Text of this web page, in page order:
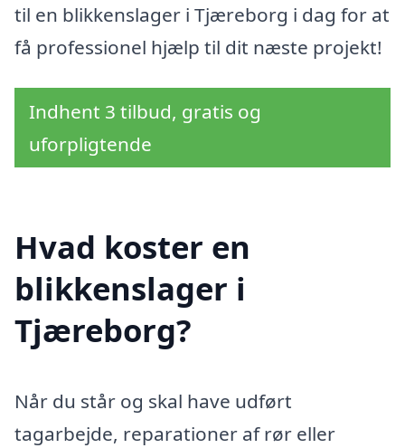
til en blikkenslager i Tjæreborg i dag for at
få professionel hjælp til dit næste projekt!
Indhent 3 tilbud, gratis og
uforpligtende
Hvad koster en
blikkenslager i
Tjæreborg?
Når du står og skal have udført
tagarbejde, reparationer af rør eller